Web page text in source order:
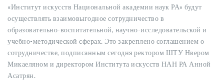
«Институт искусств Национальной академии наук РА» будут
осуществлять взаимовыгодное сотрудничество в
образовательно-воспитательной, научно-исследовательской и
учебно-методической сферах. Это закреплено соглашением о
сотрудничестве, подписанным сегодня ректором ШТУ Нвером
Микаеляном и директором Института искусств НАН РА Анной
Асатрян.